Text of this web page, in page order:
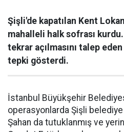
Şişli'de kapatılan Kent
mahalleli halk sofrası
tekrar açılmasını talep
tepki gösterdi.
İstanbul Büyükşehir
operasyonlarda Şişli belediye
Şahan da tutuklanmış ve